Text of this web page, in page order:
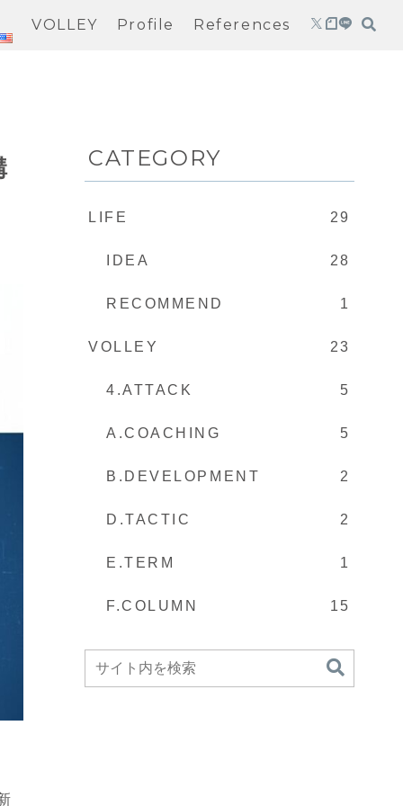
VOLLEY Profile References
CATEGORY
LIFE 29
IDEA 28
RECOMMEND 1
VOLLEY 23
4.ATTACK 5
A.COACHING 5
B.DEVELOPMENT 2
D.TACTIC 2
E.TERM 1
F.COLUMN 15